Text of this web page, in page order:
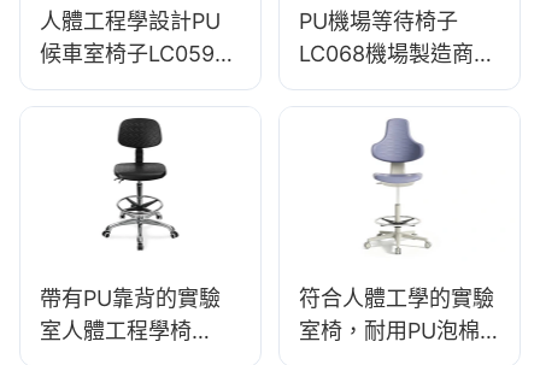
人體工程學設計PU
候車室椅子LC059機
場OEM製造商Hewei
PU機場等待椅子
LC068機場製造商
Hewei的舒適人體工
帶有PU靠背的實驗
室人體工程學椅
符合人體工學的實驗
室椅，耐用PU泡棉